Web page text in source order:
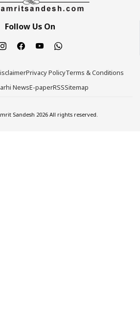
Follow Us On
Privacy PolicyTerms & Conditions
NewsE-paperRSSSitemap
Sandesh 2026 All rights reserved.